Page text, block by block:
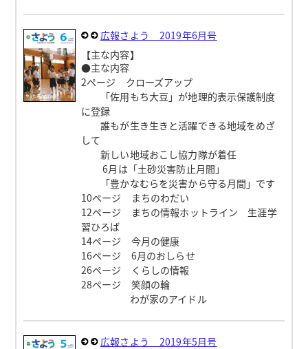
広報さよう 2019年6月号
【主な内容】
●主な内容
2ページ クローズアップ
「佐用もち大豆」が地理的表示保護制度
に登録
誰もが生き生きと活躍できる地域をめざ
して
新しい地域おこし協力隊が着任
6月は「土砂災害防止月間」
「豊かなむらを災害から守る月間」です
10ページ まちのわだい
12ページ まちの情報ホットライン 生涯学
習ひろば
14ページ 今月の健康
16ページ 6月のおしらせ
26ページ くらしの情報
28ページ 笑顔の輪
わが家のアイドル
広報さよう 2019年5月号